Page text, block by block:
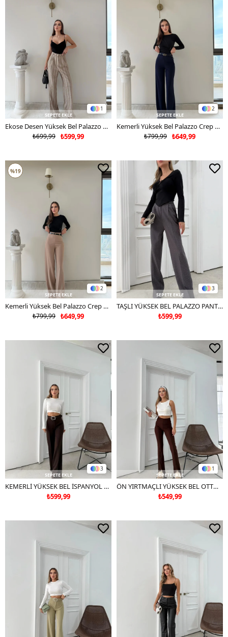
1
SEPETE EKLE
Ekose Desen Yüksek Bel Palazzo Pantolon Bej 2052
₺599,99
₺699,99
2
SEPETE EKLE
Kemerli Yüksek Bel Palazzo Crep Pantolon Lacivert 2024
₺649,99
₺799,99
2
SEPETE EKLE
Kemerli Yüksek Bel Palazzo Crep Pantolon Bej 2024
₺649,99
₺799,99
%19
3
SEPETE EKLE
TAŞLI YÜKSEK BEL PALAZZO PANTOLON GRİ
₺599,99
3
SEPETE EKLE
KEMERLİ YÜKSEK BEL İSPANYOL PAÇA DOUBLE KUMAŞ PANTOLON KAHVE
₺599,99
1
SEPETE EKLE
ÖN YIRTMAÇLI YÜKSEK BEL OTTOMAN PANTOLON KAHVE
₺549,99